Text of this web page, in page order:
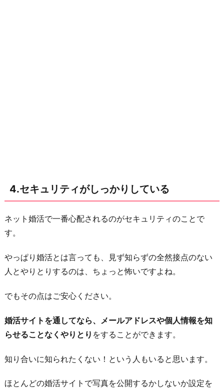
4.セキュリティがしっかりしている
ネット婚活で一番心配されるのがセキュリティのことで
す。
やっぱり婚活とは言っても、見ず知らずの全然接点のない
人とやりとりするのは、ちょっと怖いですよね。
でもその点はご安心ください。
婚活サイトを通してなら、メールアドレスや個人情報を知
らせることなくやりとり をすることができます。
知り合いに知られたくない！という人もいると思います。
ほとんどの婚活サイトで写真を公開するかしないか設定を